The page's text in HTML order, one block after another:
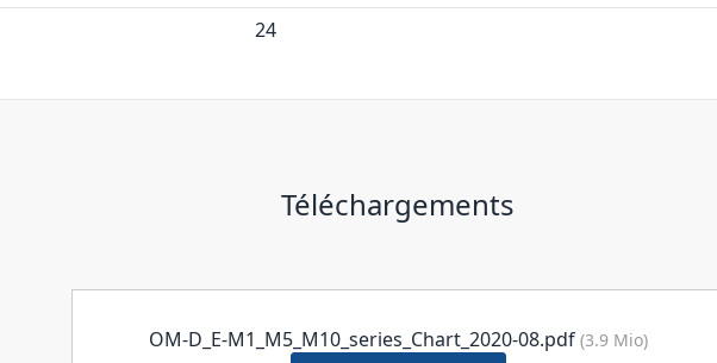
24
Téléchargements
OM-D_E-M1_M5_M10_series_Chart_2020-08.pdf (3.9 Mio)